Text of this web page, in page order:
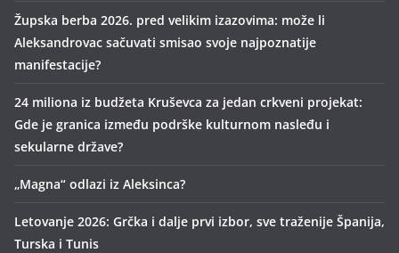
Župska berba 2026. pred velikim izazovima: može li
Aleksandrovac sačuvati smisao svoje najpoznatije
manifestacije?
24 miliona iz budžeta Kruševca za jedan crkveni projekat:
Gde je granica između podrške kulturnom nasleđu i
sekularne države?
„Magna“ odlazi iz Aleksinca?
Letovanje 2026: Grčka i dalje prvi izbor, sve traženije Španija,
Turska i Tunis